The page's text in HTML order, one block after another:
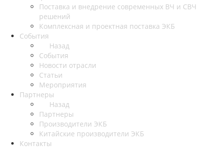
Поставка и внедрение современных ВЧ и СВЧ
решений
Комплексная и проектная поставка ЭКБ
События
Назад
События
Новости отрасли
Статьи
Мероприятия
Партнеры
Назад
Партнеры
Производители ЭКБ
Китайские производители ЭКБ
Контакты